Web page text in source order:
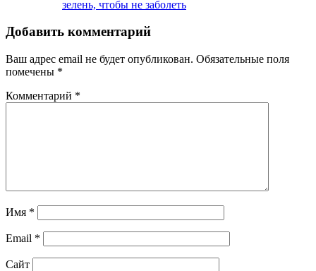
зелень, чтобы не заболеть
Добавить комментарий
Ваш адрес email не будет опубликован. Обязательные поля
помечены *
Комментарий *
Имя *
Email *
Сайт